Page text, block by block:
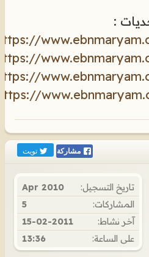
:
مشاركة تويت
تاريخ التسجيل:
Apr 2010
المشاركات:
5
آخر نشاط:
15-02-2011
على الساعة:
13:36